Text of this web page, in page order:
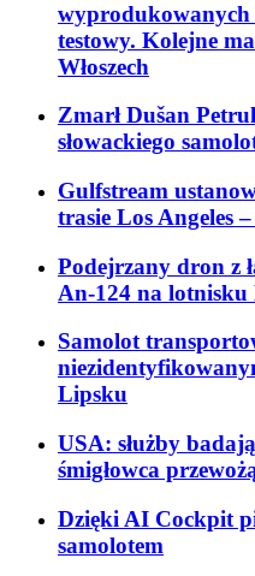
wyprodukowanych
testowy. Kolejne
Włoszech
Zmarł Dušan
słowackiego
Gulfstream
trasie Los Angeles
Podejrzany dron z
An-124 na
Samolot
Lipsku
USA: służby
śmigłowca
Dzięki AI Cockpit
samolotem